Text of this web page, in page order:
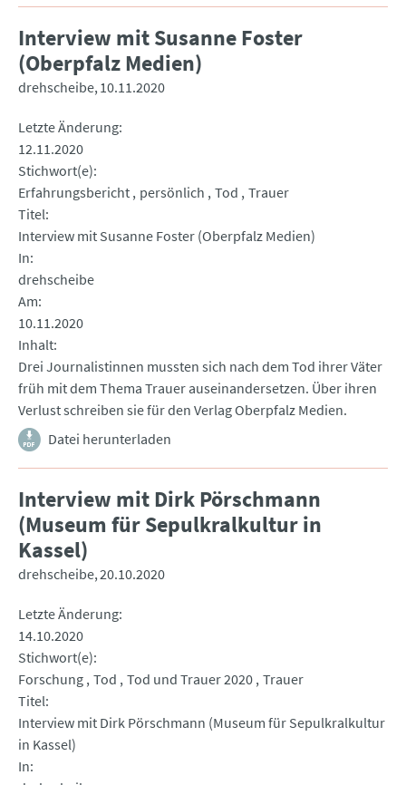
Interview mit Susanne Foster
(Oberpfalz Medien)
drehscheibe 10.11.2020
Letzte Änderung
12.11.2020
Stichwort(e)
Erfahrungsbericht persönlich Tod Trauer
Titel
Interview mit Susanne Foster (Oberpfalz Medien)
In
drehscheibe
Am
10.11.2020
Inhalt
Drei Journalistinnen mussten sich nach dem Tod ihrer Väter
früh mit dem Thema Trauer auseinandersetzen. Über ihren
Verlust schreiben sie für den Verlag Oberpfalz Medien.
Datei herunterladen
Interview mit Dirk Pörschmann
(Museum für Sepulkralkultur in
Kassel)
drehscheibe 20.10.2020
Letzte Änderung
14.10.2020
Stichwort(e)
Forschung Tod Tod und Trauer 2020 Trauer
Titel
Interview mit Dirk Pörschmann (Museum für Sepulkralkultur
in Kassel)
In